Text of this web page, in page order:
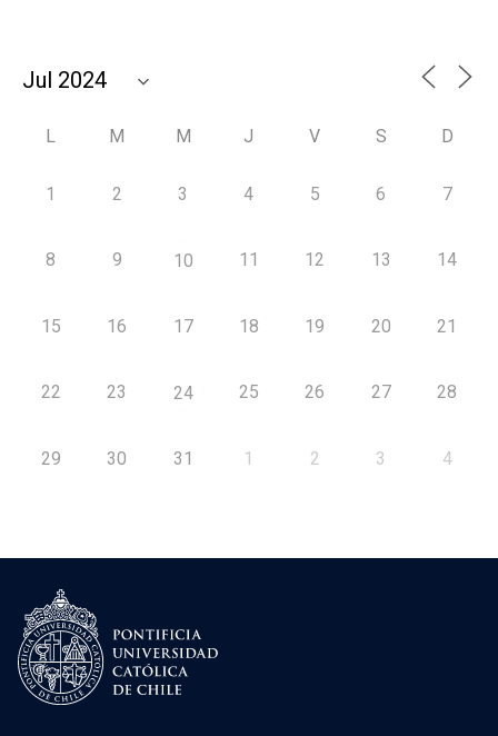
L M M J V S D
1 2 3 4 5 6 7
8 9 10 11 12 13 14
15 16 17 18 19 20 21
22 23 24 25 26 27 28
29 30 31 1 2 3 4